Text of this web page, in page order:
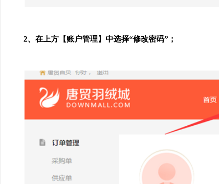
2、在上方【账户管理】中选择“修改密码”；